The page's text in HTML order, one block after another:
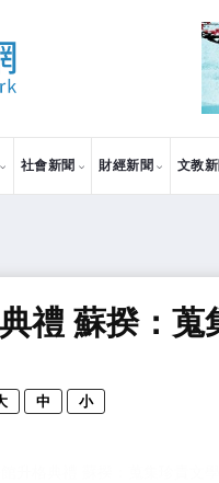
社會新聞 財經新聞 文教新
禮 蘇揆：蒐
中 小